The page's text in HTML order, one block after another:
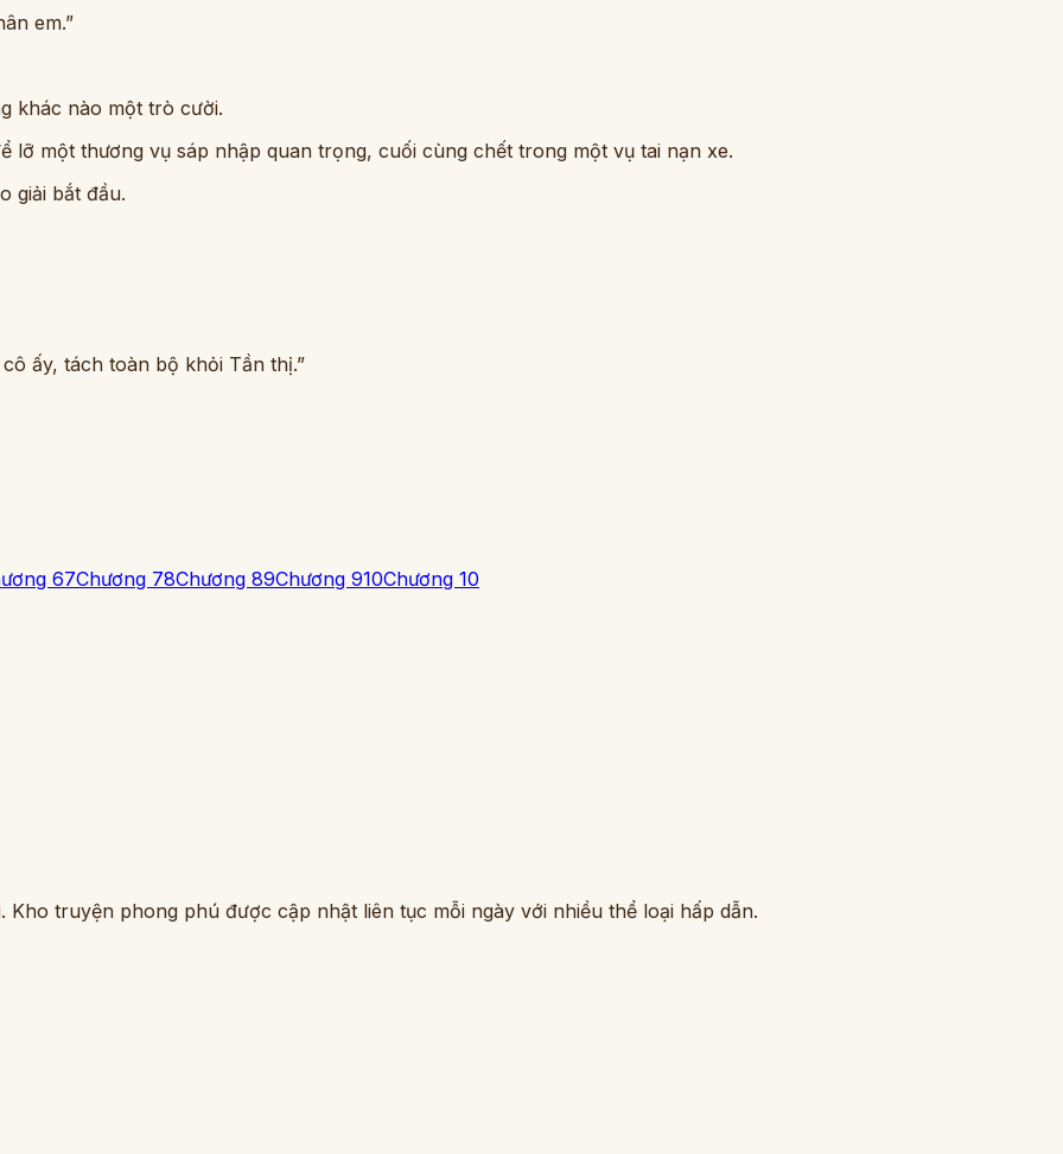
em.”
khác nào một trò cười.
lỡ một thương vụ sáp nhập quan trọng, cuối cùng chết trong một vụ tai nạn xe.
giải bắt đầu.
ấy, tách toàn bộ khỏi Tần thị.”
67Chương 78Chương 89Chương 910Chương 10
truyện phong phú được cập nhật liên tục mỗi ngày với nhiều thể loại hấp dẫn.